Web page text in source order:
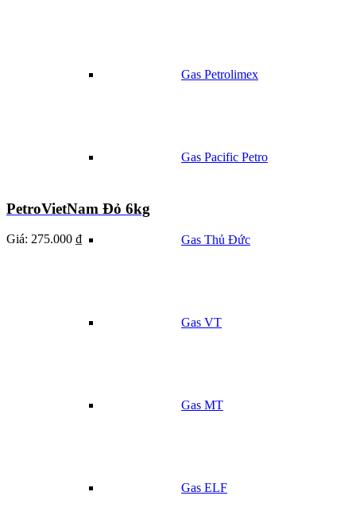
Gas Petrolimex
Gas Pacific Petro
Gas Thủ Đức
Gas VT
Gas MT
Gas ELF
PetroVietNam Đỏ 6kg
Giá: 275.000 ₫